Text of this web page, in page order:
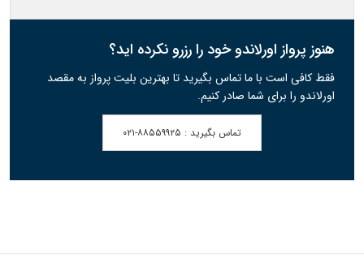
هنوز پرواز اورلاندو خود را رزرو نکرده اید؟
فقط کافی است با ما تماس بگیرید تا بهترین بلیت پرواز به مقصد
اورلاندو را برای شما صادر کنیم.
تماس بگیرید : ۰۲۱-۸۸۵۵۹۹۲۵